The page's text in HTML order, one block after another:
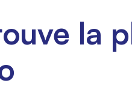
la